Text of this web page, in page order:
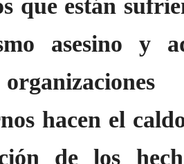
que están
asesino y
hacen el
de los